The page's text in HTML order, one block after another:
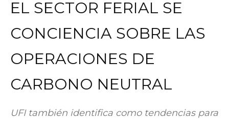
EL SECTOR FERIAL SE
CONCIENCIA SOBRE LAS
OPERACIONES DE
CARBONO NEUTRAL
UFI también identifica como tendencias para